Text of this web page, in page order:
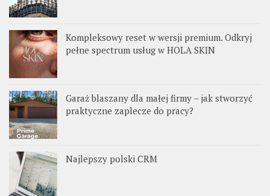
Kompleksowy reset w wersji premium. Odkryj
pełne spectrum usług w HOLA SKIN
Garaż blaszany dla małej firmy – jak stworzyć
praktyczne zaplecze do pracy?
Najlepszy polski CRM